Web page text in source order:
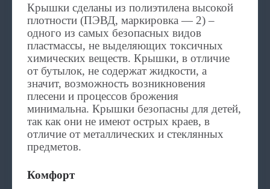
Крышки сделаны из полиэтилена высокой
плотности (ПЭВД, маркировка — 2) –
одного из самых безопасных видов
пластмассы, не выделяющих токсичных
химических веществ. Крышки, в отличие
от бутылок, не содержат жидкости, а
значит, возможность возникновения
плесени и процессов брожения
минимальна. Крышки безопасны для детей,
так как они не имеют острых краев, в
отличие от металлических и стеклянных
предметов.
Комфорт